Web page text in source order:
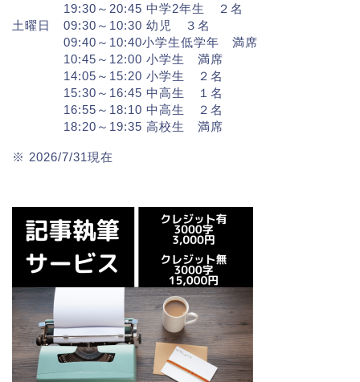
19:30～20:45 中学2年生 ２名
土曜日 09:30～10:30 幼児 ３名
09:40～10:40小学生低学年 満席
10:45～12:00 小学生 満席
14:05～15:20 小学生 ２名
15:30～16:45 中高生 １名
16:55～18:10 中高生 ２名
18:20～19:35 高校生 満席
※ 2026/7/31現在